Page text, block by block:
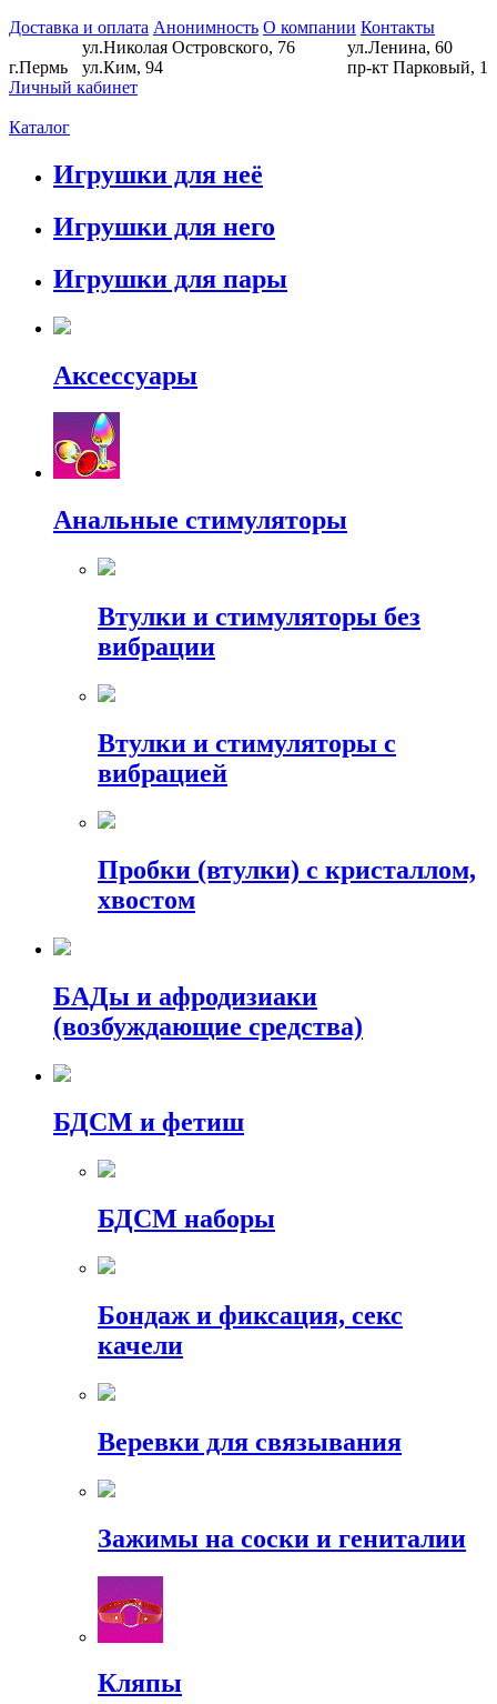
Доставка и оплата Анонимность О компании Контакты
г.Пермь
ул.Николая Островского, 76
ул.Ким, 94
ул.Ленина, 60
пр-кт Парковый, 1
Личный кабинет
Каталог
Игрушки для неё
Игрушки для него
Игрушки для пары
Аксессуары
Анальные стимуляторы
Втулки и стимуляторы без
вибрации
Втулки и стимуляторы с
вибрацией
Пробки (втулки) с кристаллом,
хвостом
БАДы и афродизиаки
(возбуждающие средства)
БДСМ и фетиш
БДСМ наборы
Бондаж и фиксация, секс
качели
Веревки для связывания
Зажимы на соски и гениталии
Кляпы